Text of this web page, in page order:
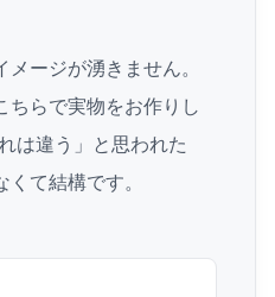
ージが湧きません。
ちらで実物をお作りし
は違う」と思われた
て結構です。